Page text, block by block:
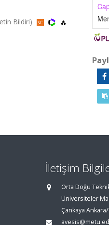
Bildiri)
İletişim
Orta Doğu
Üniversiteler
Çankaya Ankara/